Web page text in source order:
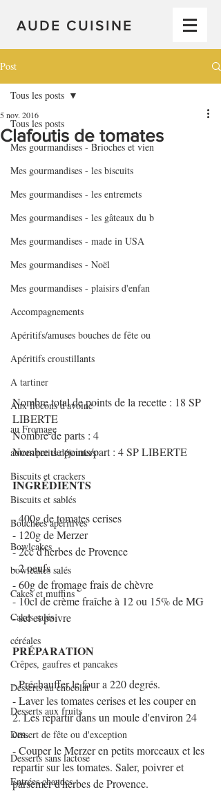
AUDE CUISINE
Post
Tous les posts
Mes gourmandises - Brioches et vien
Mes gourmandises - les biscuits
Mes gourmandises - les entremets
Mes gourmandises - les gâteaux du b
Mes gourmandises - made in USA
Mes gourmandises - Noël
Mes gourmandises - plaisirs d'enfan
Accompagnements
Apéritifs/amuses bouches de fête ou
Apéritifs croustillants
A tartiner
Aux flocons d'avoine
au Fromage
autres petits déjeuners
Biscuits et crackers
Biscuits et sablés
Bouchées apéritives
Bowlcakes
bowlcakes salés
Cakes et muffins
Cakes salés
céréales
Crêpes, gaufres et pancakes
Desserts au chocolat
Desserts aux fruits
Dessert de fête ou d'exception
Desserts sans lactose
Entrées chaudes
Tous les posts
Clafoutis de tomates
5 nov. 2016
Nombre total de points de la recette : 18 SP
LIBERTE
Nombre de parts : 4
Nombre de points/part : 4 SP LIBERTE
INGRÉDIENTS
- 400g de tomates cerises
- 120g de Merzer
- 2cc d'herbes de Provence
- 2 oeufs
- 60g de fromage frais de chèvre
- 10cl de crème fraîche à 12 ou 15% de MG
- sel et poivre
PRÉPARATION
- Préchauffer le four a 220 degrés.
- Laver les tomates cerises et les couper en
2. Les repartir dans un moule d'environ 24
cm.
- Couper le Merzer en petits morceaux et les
repartir sur les tomates. Saler, poivrer et
parsemer d'herbes de Provence.